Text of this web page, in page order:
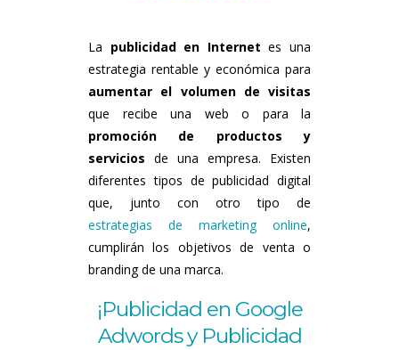
La publicidad en Internet es una
estrategia rentable y económica para
aumentar el volumen de visitas
que recibe una web o para la
promoción de productos y
servicios de una empresa. Existen
diferentes tipos de publicidad digital
que, junto con otro tipo de
estrategias de marketing online,
cumplirán los objetivos de venta o
branding de una marca.
¡Publicidad en Google
Adwords y Publicidad